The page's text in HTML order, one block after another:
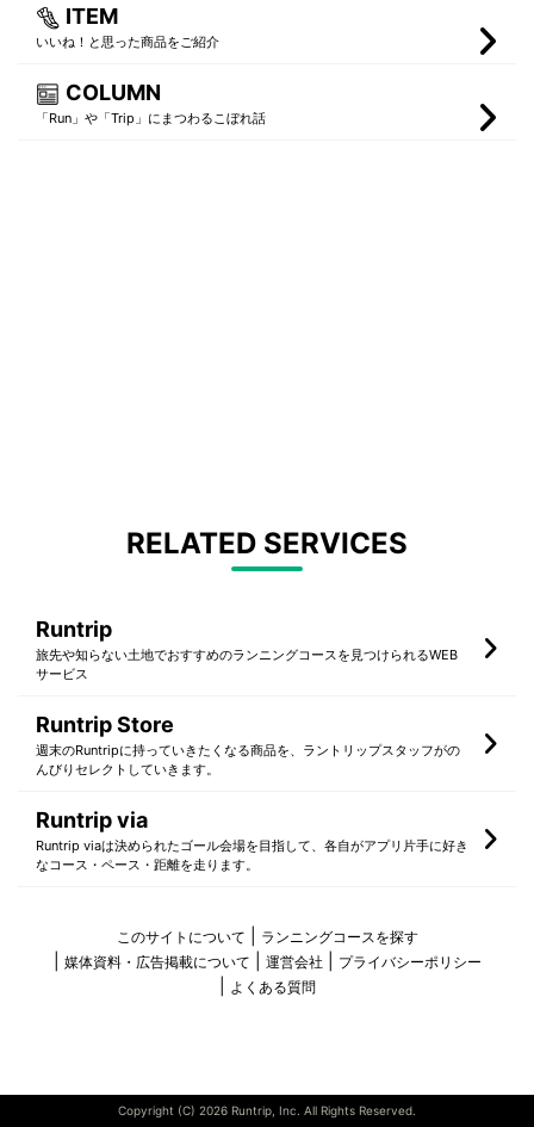
ITEM
いいね！と思った商品をご紹介
COLUMN
「Run」や「Trip」にまつわるこぼれ話
RELATED SERVICES
Runtrip
旅先や知らない土地でおすすめのランニングコースを見つけられるWEB
サービス
Runtrip Store
週末のRuntripに持っていきたくなる商品を、ラントリップスタッフがの
んびりセレクトしていきます。
Runtrip via
Runtrip viaは決められたゴール会場を目指して、各自がアプリ片手に好き
なコース・ペース・距離を走ります。
このサイトについて
ランニングコースを探す
媒体資料・広告掲載について
運営会社
プライバシーポリシー
よくある質問
Copyright (C) 2026 Runtrip, Inc. All Rights Reserved.